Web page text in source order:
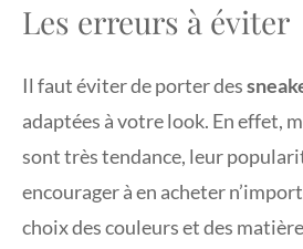
Les erreurs à éviter
Il faut éviter de porter des
adaptées à votre look. En effet,
sont très tendance, leur
encourager à en acheter
choix des couleurs et des